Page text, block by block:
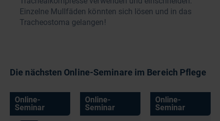
Einzelne Mullfäden könnten sich lösen und in das
Tracheostoma gelangen!
Die nächsten Online-Seminare im Bereich Pflege
Online-
Seminar
Online-
Seminar
Online-
Seminar